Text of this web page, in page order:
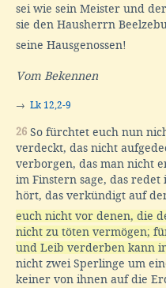
sei wie sein Meister und
sie den Hausherrn
seine Hausgenossen!
Vom Bekennen
→ Lk 12,2-9
26 So fürchtet euch nun
verdeckt, das nicht
verborgen, das man nicht
im Finstern sage, das
hört, das verkündigt auf
euch nicht vor denen, die
nicht zu töten vermögen;
und Leib verderben kann
nicht zwei Sperlinge um
keiner von ihnen auf die